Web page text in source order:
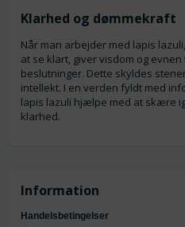
Klarhed og dømmekraft
Når man arbejder med lapis
at se klart, giver visdom og
beslutninger. Dette skyldes
intellekt. I en verden fyldt med
lapis lazuli hjælpe med at skære
klarhed.
Information
Handelsbetingelser